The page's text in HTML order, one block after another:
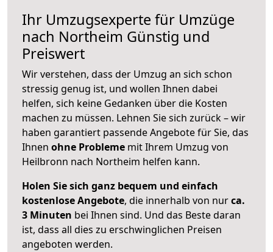
Ihr Umzugsexperte für Umzüge
nach Northeim Günstig und
Preiswert
Wir verstehen, dass der Umzug an sich schon
stressig genug ist, und wollen Ihnen dabei
helfen, sich keine Gedanken über die Kosten
machen zu müssen. Lehnen Sie sich zurück – wir
haben garantiert passende Angebote für Sie, das
Ihnen ohne Probleme mit Ihrem Umzug von
Heilbronn nach Northeim helfen kann.
Holen Sie sich ganz bequem und einfach
kostenlose Angebote, die innerhalb von nurca.
3 Minuten bei Ihnen sind. Und das Beste daran
ist, dass all dies zu erschwinglichen Preisen
angeboten werden.